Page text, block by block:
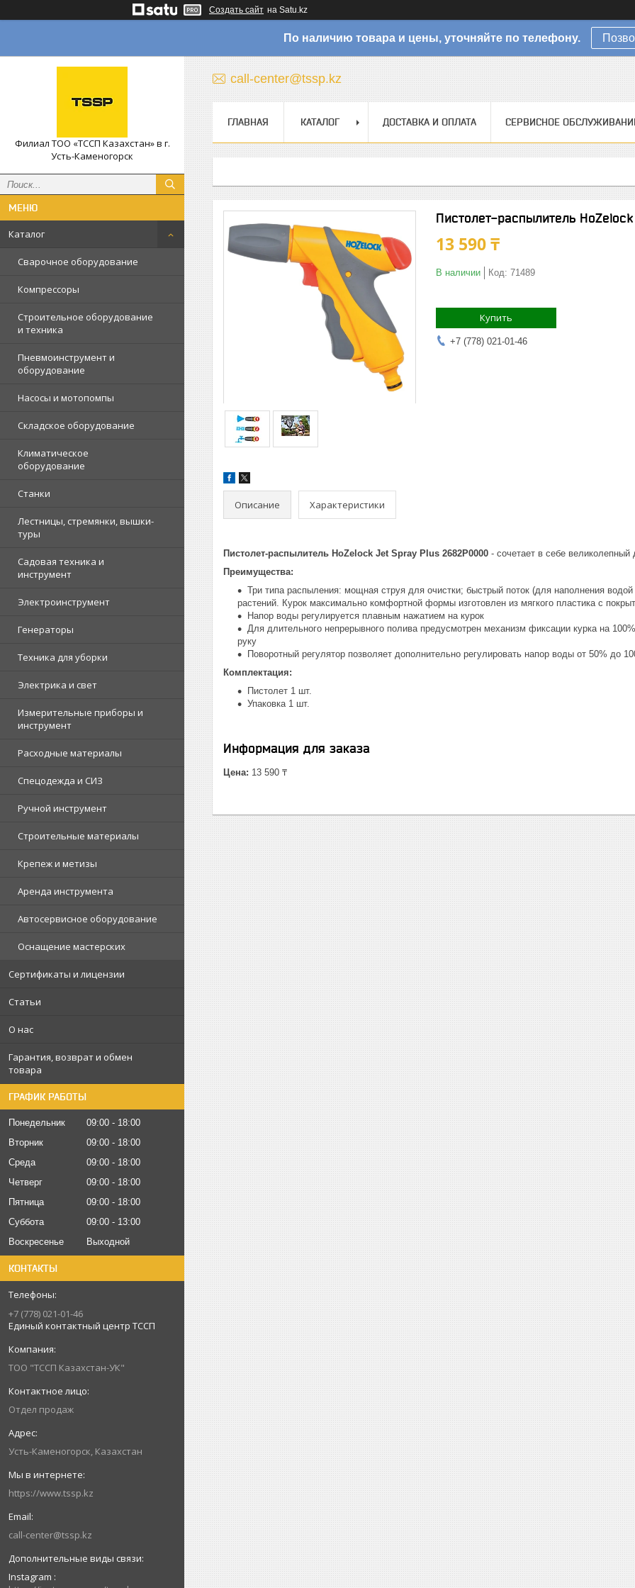
Создать сайт на Satu.kz
По наличию товара и цены, уточняйте по телефону.
Филиал ТОО «ТССП Казахстан» в г.
Усть-Каменогорск
Каталог
Сварочное оборудование
Компрессоры
Строительное оборудование
и техника
Пневмоинструмент и
оборудование
Насосы и мотопомпы
Складское оборудование
Климатическое
оборудование
Станки
Лестницы, стремянки, вышки-
туры
Садовая техника и
инструмент
Электроинструмент
Генераторы
Техника для уборки
Электрика и свет
Измерительные приборы и
инструмент
Расходные материалы
Спецодежда и СИЗ
Ручной инструмент
Строительные материалы
Крепеж и метизы
Аренда инструмента
Автосервисное оборудование
Оснащение мастерских
Сертификаты и лицензии
Статьи
О нас
Гарантия, возврат и обмен
товара
ГРАФИК РАБОТЫ
Понедельник 09:00
18:00
Вторник
09:00
18:00
Среда
09:00
18:00
Четверг
09:00
18:00
Пятница
09:00
18:00
Суббота
09:00
13:00
Воскресенье
Выходной
КОНТАКТЫ
+7 (778) 021-01-46
Единый контактный центр ТССП
ТОО "ТССП Казахстан-УК"
Отдел продаж
Усть-Каменогорск, Казахстан
https://www.tssp.kz
call-center@tssp.kz
Instagram
call-center@tssp.kz
ГЛАВНАЯ КАТАЛОГ ДОСТАВКА И ОПЛАТА СЕРВИСНОЕ
Пистолет-распылитель
13 590 ₸
В наличии Код: 71489
Купить
+7 (778) 021-01-46
Описание Характеристики
Пистолет-распылитель HoZelock Jet Spray Plus 2682P0000 - сочетает в себе
Преимущества:
Три типа распыления: мощная струя для очистки; быстрый поток (для наполнения
растений. Курок максимально комфортной формы изготовлен из мягкого пластика с
Напор воды регулируется плавным нажатием на курок
Для длительного непрерывного полива предусмотрен механизм фиксации курка на
руку
Поворотный регулятор позволяет дополнительно регулировать напор воды от 50% до
Комплектация:
Пистолет 1 шт.
Упаковка 1 шт.
Информация для заказа
Цена: 13 590 ₸